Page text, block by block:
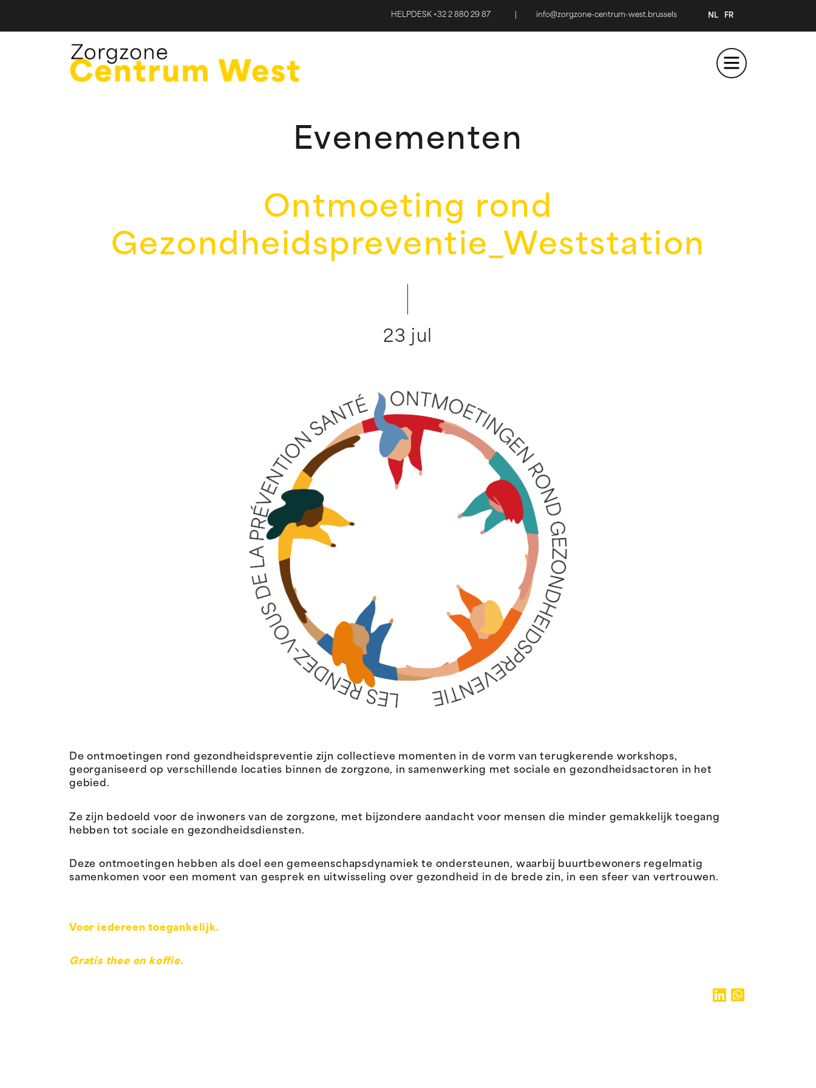
HELPDESK +32 2 880 29 87 info@zorgzone-centrum-west.brussels NL FR
Evenementen
Ontmoeting rond
Gezondheidspreventie_Weststation
23 jul
De ontmoetingen rond gezondheidspreventie zijn collectieve momenten in de vorm van terugkerende workshops,
georganiseerd op verschillende locaties binnen de zorgzone, in samenwerking met sociale en gezondheidsactoren in het
gebied.
Ze zijn bedoeld voor de inwoners van de zorgzone, met bijzondere aandacht voor mensen die minder gemakkelijk toegang
hebben tot sociale en gezondheidsdiensten.
Deze ontmoetingen hebben als doel een gemeenschapsdynamiek te ondersteunen, waarbij buurtbewoners regelmatig
samenkomen voor een moment van gesprek en uitwisseling over gezondheid in de brede zin, in een sfeer van vertrouwen.
Voor iedereen toegankelijk.
Gratis thee en koffie.